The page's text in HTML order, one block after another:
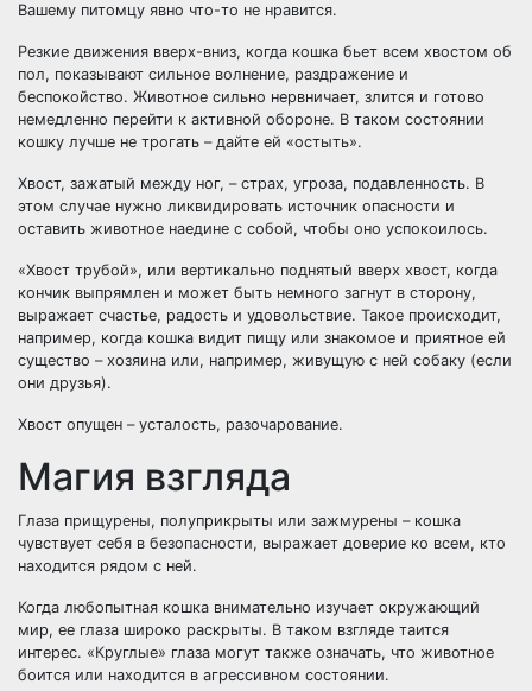
Вашему питомцу явно что-то не нравится.
Резкие движения вверх-вниз, когда кошка бьет всем хвостом об
пол, показывают сильное волнение, раздражение и
беспокойство. Животное сильно нервничает, злится и готово
немедленно перейти к активной обороне. В таком состоянии
кошку лучше не трогать – дайте ей «остыть».
Хвост, зажатый между ног, – страх, угроза, подавленность. В
этом случае нужно ликвидировать источник опасности и
оставить животное наедине с собой, чтобы оно успокоилось.
«Хвост трубой», или вертикально поднятый вверх хвост, когда
кончик выпрямлен и может быть немного загнут в сторону,
выражает счастье, радость и удовольствие. Такое происходит,
например, когда кошка видит пищу или знакомое и приятное ей
существо – хозяина или, например, живущую с ней собаку (если
они друзья).
Хвост опущен – усталость, разочарование.
Магия взгляда
Глаза прищурены, полуприкрыты или зажмурены – кошка
чувствует себя в безопасности, выражает доверие ко всем, кто
находится рядом с ней.
Когда любопытная кошка внимательно изучает окружающий
мир, ее глаза широко раскрыты. В таком взгляде таится
интерес. «Круглые» глаза могут также означать, что животное
боится или находится в агрессивном состоянии.